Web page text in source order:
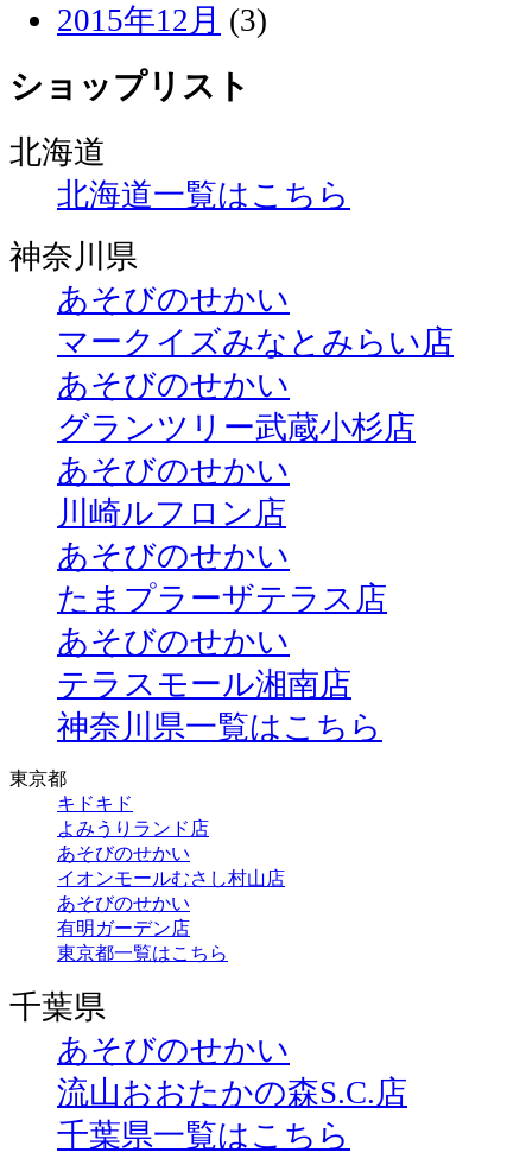
2015年12月 (3)
ショップリスト
北海道
北海道一覧はこちら
神奈川県
あそびのせかい
マークイズみなとみらい店
あそびのせかい
グランツリー武蔵小杉店
あそびのせかい
川崎ルフロン店
あそびのせかい
たまプラーザテラス店
あそびのせかい
テラスモール湘南店
神奈川県一覧はこちら
東京都
キドキド
よみうりランド店
あそびのせかい
イオンモールむさし村山店
あそびのせかい
有明ガーデン店
東京都一覧はこちら
千葉県
あそびのせかい
流山おおたかの森S.C.店
千葉県一覧はこちら